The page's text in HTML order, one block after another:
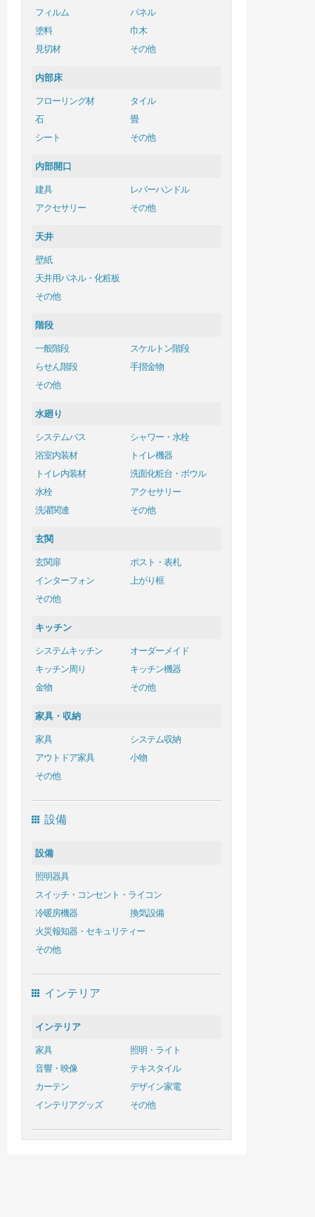
フィルム
パネル
塗料
巾木
見切材
その他
内部床
フローリング材
タイル
石
畳
シート
その他
内部開口
建具
レバーハンドル
アクセサリー
その他
天井
壁紙
天井用パネル・化粧板
その他
階段
一般階段
スケルトン階段
らせん階段
手摺金物
その他
水廻り
システムバス
シャワー・水栓
浴室内装材
トイレ機器
トイレ内装材
洗面化粧台・ボウル
水栓
アクセサリー
洗濯関連
その他
玄関
玄関扉
ポスト・表札
インターフォン
上がり框
その他
キッチン
システムキッチン
オーダーメイド
キッチン周り
キッチン機器
金物
その他
家具・収納
家具
システム収納
アウトドア家具
小物
その他
設備
設備
照明器具
スイッチ・コンセント・ライコン
冷暖房機器
換気設備
火災報知器・セキュリティー
その他
インテリア
インテリア
家具
照明・ライト
音響・映像
テキスタイル
カーテン
デザイン家電
インテリアグッズ
その他